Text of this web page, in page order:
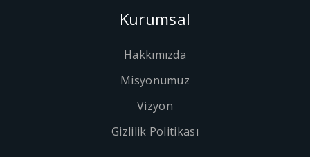
Kurumsal
Hakkımızda
Misyonumuz
Vizyon
Gizlilik Politikası